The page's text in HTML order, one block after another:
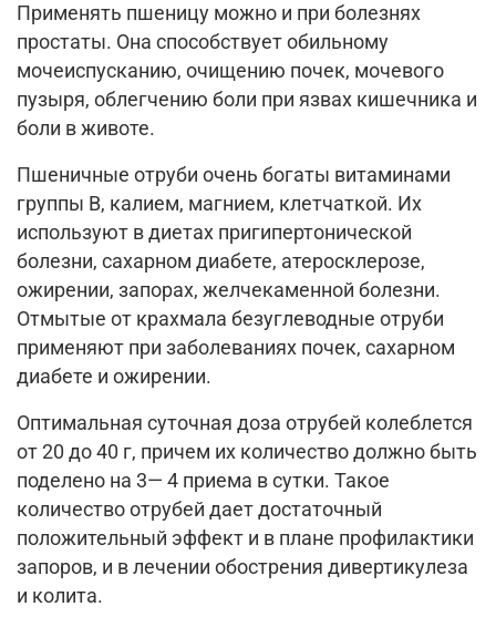
Применять пшеницу можно и при болезнях
простаты. Она способствует обильному
мочеиспусканию, очищению почек, мочевого
пузыря, облегчению боли при язвах кишечника и
боли в животе.
Пшеничные отруби очень богаты витаминами
группы В, калием, магнием, клетчаткой. Их
используют в диетах пригипертонической
болезни, сахарном диабете, атеросклерозе,
ожирении, запорах, желчекаменной болезни.
Отмытые от крахмала безуглеводные отруби
применяют при заболеваниях почек, сахарном
диабете и ожирении.
Оптимальная суточная доза отрубей колеблется
от 20 до 40 г, причем их количество должно быть
поделено на 3— 4 приема в сутки. Такое
количество отрубей дает достаточный
положительный эффект и в плане профилактики
запоров, и в лечении обострения дивертикулеза
и колита.